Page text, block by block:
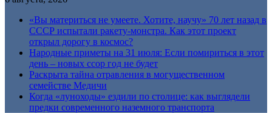
«Вы материться не умеете. Хотите, научу» 70 лет назад в
СССР испытали ракету-монстра. Как этот проект
открыл дорогу в космос?
Народные приметы на 31 июля: Если помириться в этот
день – новых ссор год не будет
Раскрыта тайна отравления в могущественном
семействе Медичи
Когда «луноходы» ездили по столице: как выглядели
предки современного наземного транспорта